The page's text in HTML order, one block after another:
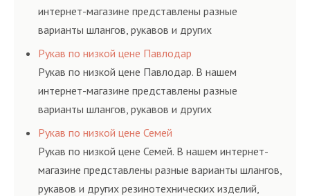
интернет-магазине представлены разные
варианты шлангов, рукавов и других
резинотехнических изделий, соответствующих
ГОСТам, техническим условиям и нормативам.
Рукав по низкой цене Павлодар
Рукав по низкой цене Павлодар. В нашем
интернет-магазине представлены разные
варианты шлангов, рукавов и других
резинотехнических изделий, соответствующих
ГОСТам, техническим условиям и нормативам.
Рукав по низкой цене Семей
Рукав по низкой цене Семей. В нашем интернет-
магазине представлены разные варианты шлангов,
рукавов и других резинотехнических изделий,